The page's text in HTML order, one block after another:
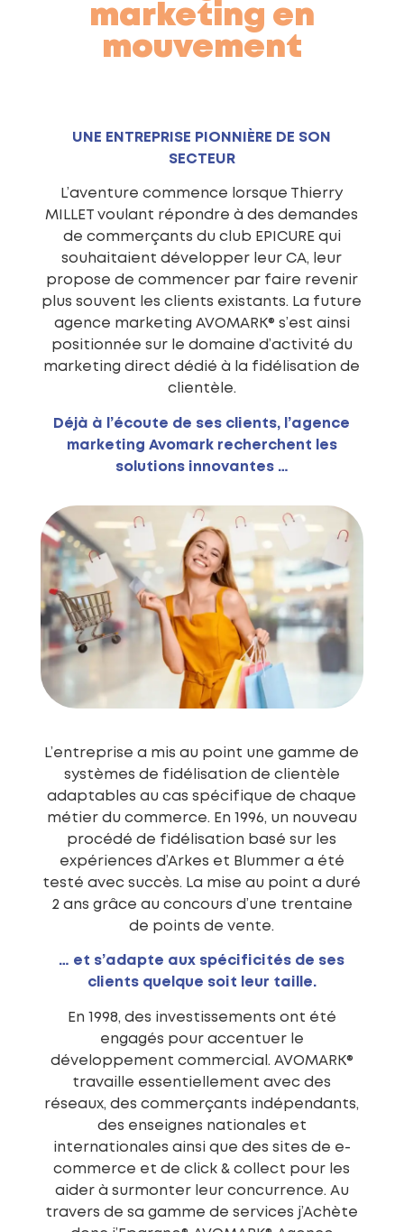
marketing en
mouvement
UNE ENTREPRISE PIONNIÈRE DE SON
SECTEUR
L’aventure commence lorsque Thierry
MILLET voulant répondre à des demandes
de commerçants du club EPICURE qui
souhaitaient développer leur CA, leur
propose de commencer par faire revenir
plus souvent les clients existants. La future
agence marketing AVOMARK® s’est ainsi
positionnée sur le domaine d’activité du
marketing direct dédié à la fidélisation de
clientèle.
Déjà à l’écoute de ses clients, l’agence
marketing Avomark recherchent les
solutions innovantes …
L’entreprise a mis au point une gamme de
systèmes de fidélisation de clientèle
adaptables au cas spécifique de chaque
métier du commerce. En 1996, un nouveau
procédé de fidélisation basé sur les
expériences d’Arkes et Blummer a été
testé avec succès. La mise au point a duré
2 ans grâce au concours d’une trentaine
de points de vente.
… et s’adapte aux spécificités de ses
clients quelque soit leur taille.
En 1998, des investissements ont été
engagés pour accentuer le
développement commercial. AVOMARK®
travaille essentiellement avec des
réseaux, des commerçants indépendants,
des enseignes nationales et
internationales ainsi que des sites de e-
commerce et de click & collect pour les
aider à surmonter leur concurrence. Au
travers de sa gamme de services j’Achète